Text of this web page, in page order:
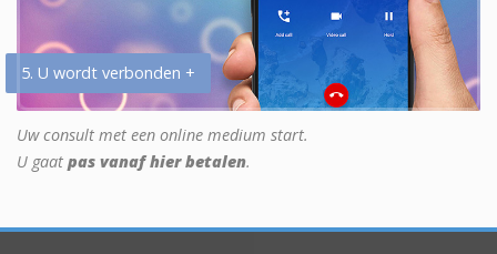
5. U wordt verbonden +
Uw consult met een online medium start.
U gaat pas vanaf hier betalen.